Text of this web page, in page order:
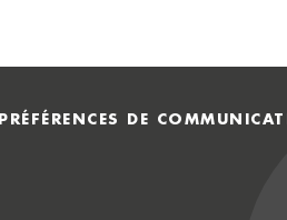
PRÉFÉRENCES DE